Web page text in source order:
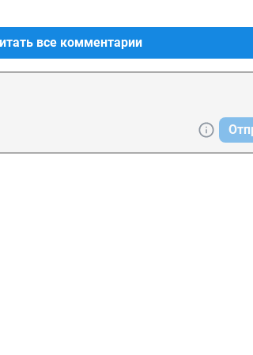
все комментарии